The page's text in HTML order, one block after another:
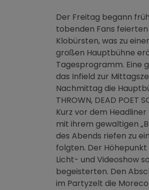
Der Freitag begann
tobenden Fans
Klobürsten, was zu
großen Hauptbühne
Tagesprogramm. Eine
das Infield zur
Nachmittag die
THROWN, DEAD POET
Kurz vor dem
mit ihrem gewaltigen
des Abends riefen zu
folgten. Der Höhepunkt
Licht- und Videoshow
begeisterten. Den
im Partyzelt die